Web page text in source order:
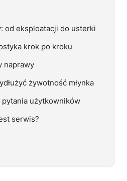
od eksploatacji do usterki
krok po kroku
naprawy
żywotność młynka
pytania użytkowników
serwis?